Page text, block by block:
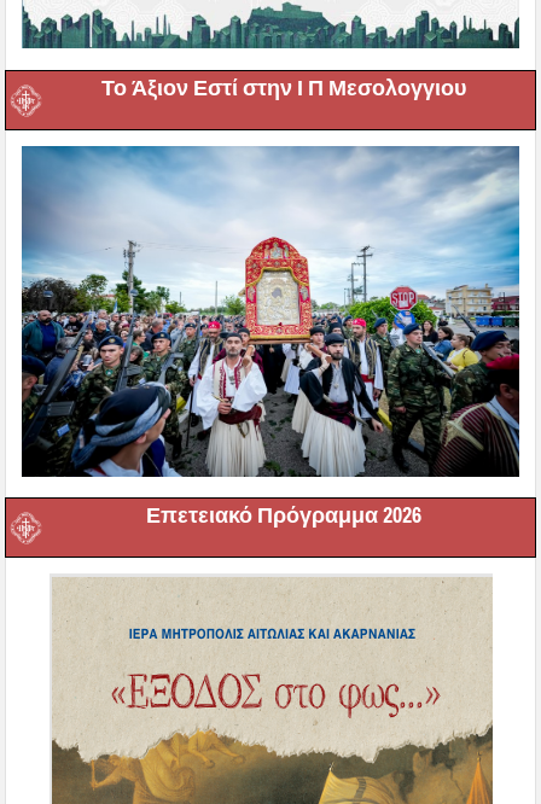
Το Άξιον Εστί στην Ι Π Μεσολογγιου
Επετειακό Πρόγραμμα 2026